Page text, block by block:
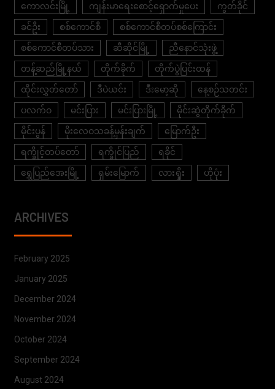
ကောလင်းမြို့ ကျန်းမာရေးစောင့်ရှောက်မှုပေး ကွတ်ခိုင်
ခင်ဦး စစ်ကောင်စီ စစ်ကောင်စီတပ်စစ်ကြောင်း
စစ်ကောင်စီတပ်သား ဆီဆိုင်မြို့ ညီနောင်သုံးဖွဲ့
တန့်ဆည်မြို့နယ် တိုက်ခိုက် တိုက်ပွဲပြင်းထန်
ထိုင်းလွှတ်တော် ဒီပဲယင်း ဒီးမော့ဆို နေ့စဉ်သတင်း
ပလက်ဝ မင်းပြား မင်းပြားမြို့ မိုင်းဆွဲတိုက်ခိုက်
မိုင်းပွန် မိုးလေဝသခန့်မှန်းချက် မြောက်ဦး
ရက္ခိုင့်တပ်တော် ရက္ခိုင်ပြည် ရခိုင်
ရွှေပြည်အေးမြို့ ရှမ်းမြောက် လားရှိုး ဟိုပုံး
ARCHIVES
February 2025
January 2025
December 2024
November 2024
October 2024
September 2024
August 2024